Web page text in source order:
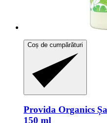
Coș de cumpărături
Provida Organics
150 ml